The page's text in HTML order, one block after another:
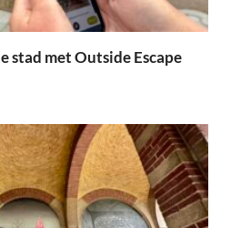
stad met Outside Escape